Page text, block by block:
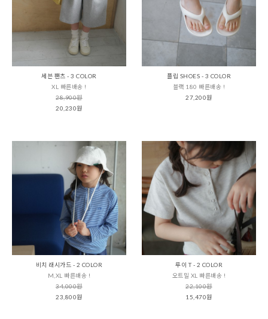
세븐 팬츠 - 3 COLOR
XL 빠른배송 !
28,900원
20,230원
플립 SHOES - 3 COLOR
블랙 180 빠른배송 !
27,200원
비치 래시가드 - 2 COLOR
M,XL 빠른배송 !
34,000원
23,800원
루이 T - 2 COLOR
오트밀 XL 빠른배송 !
22,100원
15,470원